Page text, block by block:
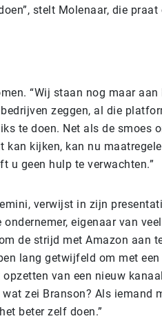
stelt Molenaar, die praat
“Wij staan nog maar aan
zeggen, al die
te doen. Net als de smoes
kijken, kan nu
u geen hulp te verwachten.”
verwijst in zijn
eigenaar van veel
de strijd met Amazon aan
lang getwijfeld om met
van een nieuw kanaal
zei Branson? Als iemand
beter zelf doen.”